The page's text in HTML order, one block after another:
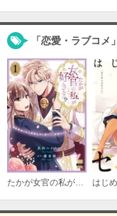
「恋愛・ラブコメ